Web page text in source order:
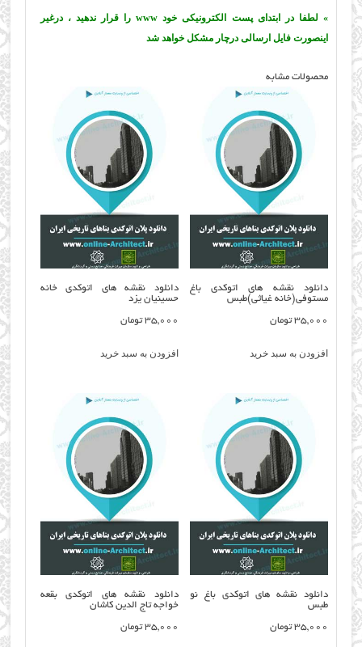
» لطفا در ابتدای پست الکترونیکی خود www را قرار ندهید ، درغیر
اینصورت فایل ارسالی درچار مشکل خواهد شد
محصولات مشابه
دانلود نقشه های اتوکدی باغ
مستوفی(خانه غیاثی)طبس
35,000 تومان
افزودن به سبد خرید
دانلود نقشه های اتوکدی خانه
حسینیان یزد
35,000 تومان
افزودن به سبد خرید
دانلود نقشه های اتوکدی باغ نو
طبس
35,000 تومان
دانلود نقشه های اتوکدی بقعه
خواجه تاج الدین کاشان
35,000 تومان